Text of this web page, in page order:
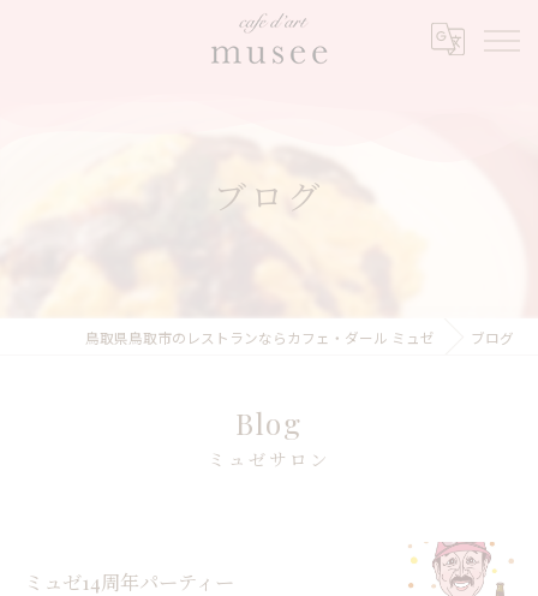
ブログ
鳥取県鳥取市のレストランならカフェ・ダール ミュゼ ブログ
Blog
ミュゼサロン
ミュゼ14周年パーティー